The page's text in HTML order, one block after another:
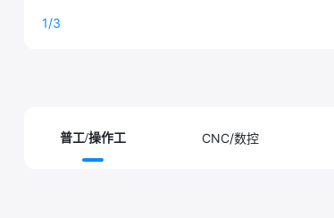
1/3
普工/操作工 CNC/数控